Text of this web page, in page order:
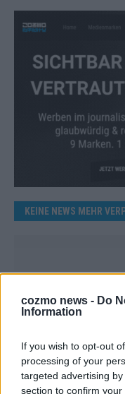
cozmo news - Do
Information
If you wish to opt-out
processing of your
targeted advertising
section to confirm
KEINE NEWS MEHR